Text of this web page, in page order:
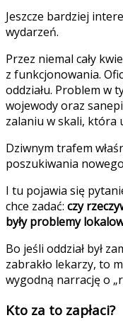
Jeszcze bardziej
wydarzeń.
Przez niemal cały
z funkcjonowania.
oddziału. Problem w
wojewody oraz
zalaniu w skali, która
Dziwnym trafem
poszukiwania
I tu pojawia się
chce zadać: czy
były problemy
Bo jeśli oddział był
zabrakło lekarzy, to
wygodną narrację o
Kto za to zapłaci?